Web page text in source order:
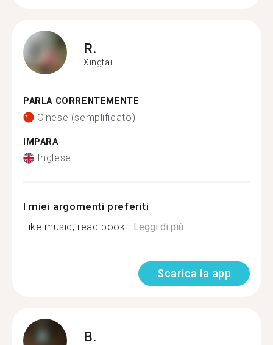
R.
Xingtai
PARLA CORRENTEMENTE
Cinese (semplificato)
IMPARA
Inglese
I miei argomenti preferiti
Like music, read book...Leggi di più
Scarica la app
B.